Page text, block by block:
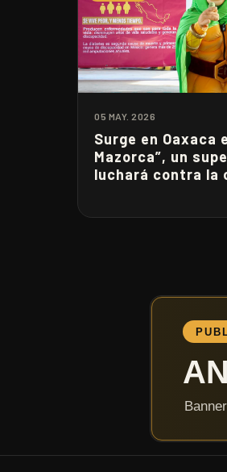
05 MAY. 2026
Surge en Oaxaca
Mazorca”, un
luchará contra la